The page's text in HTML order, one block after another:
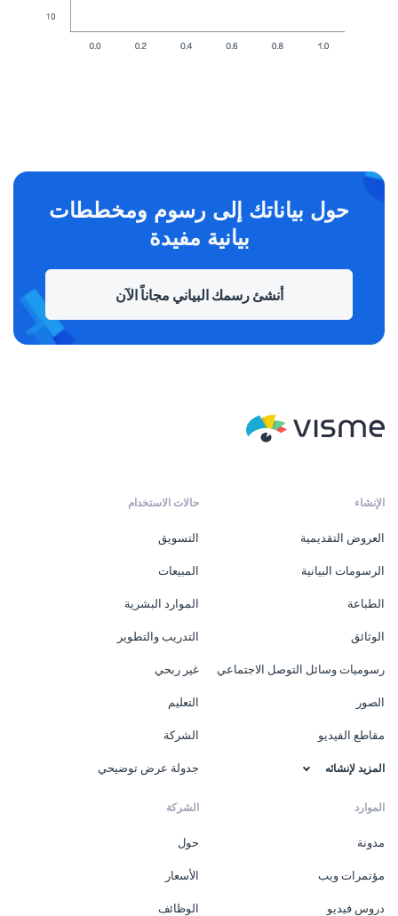
حول بياناتك إلى رسوم ومخططات
بيانية مفيدة
أنشئ رسمك البياني مجاناً الآن
الإنشاء
العروض التقديمية
الرسومات البيانية
الطباعة
الوثائق
رسوميات وسائل التوصل الاجتماعي
الصور
مقاطع الفيديو
المزيد لإنشائه
حالات الاستخدام
التسويق
المبيعات
الموارد البشرية
التدريب والتطوير
غير ربحي
التعليم
الشركة
جدولة عرض توضيحي
الموارد
مدونة
مؤتمرات ويب
دروس فيديو
الشركة
حول
الأسعار
الوظائف